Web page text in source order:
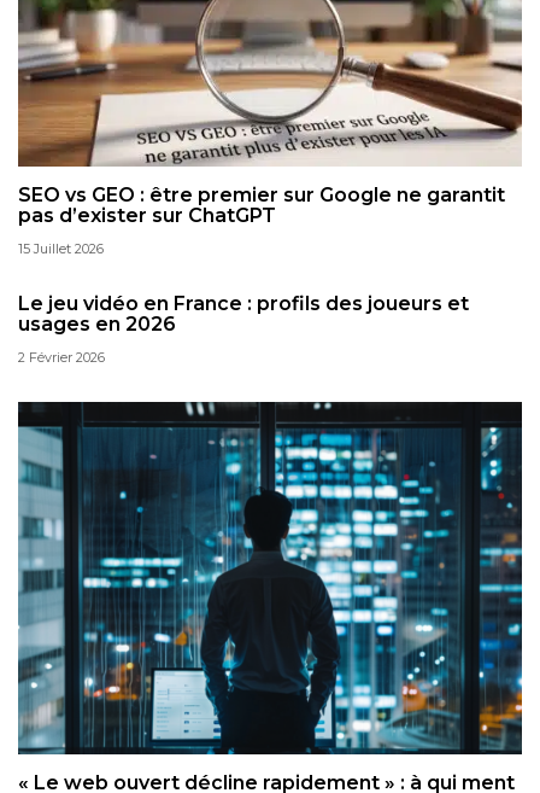
SEO vs GEO : être premier sur Google ne garantit
pas d’exister sur ChatGPT
15 Juillet 2026
Le jeu vidéo en France : profils des joueurs et
usages en 2026
2 Février 2026
« Le web ouvert décline rapidement » : à qui ment